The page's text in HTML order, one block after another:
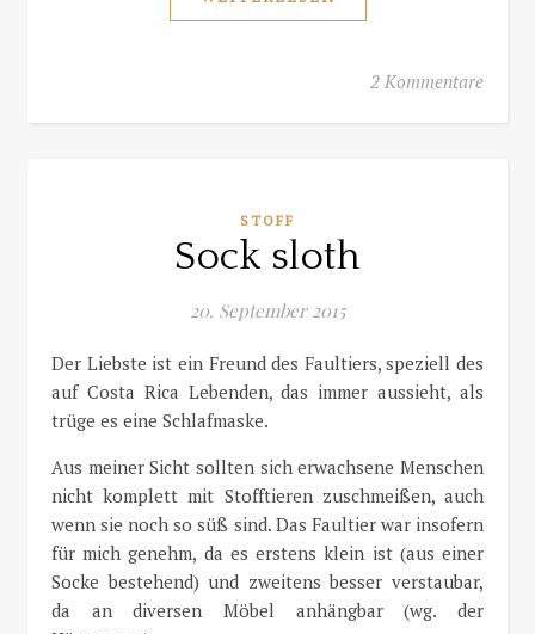
2 Kommentare
STOFF
Sock sloth
20. September 2015
Der Liebste ist ein Freund des Faultiers, speziell des
auf Costa Rica Lebenden, das immer aussieht, als
trüge es eine Schlafmaske.
Aus meiner Sicht sollten sich erwachsene Menschen
nicht komplett mit Stofftieren zuschmeißen, auch
wenn sie noch so süß sind. Das Faultier war insofern
für mich genehm, da es erstens klein ist (aus einer
Socke bestehend) und zweitens besser verstaubar,
da an diversen Möbel anhängbar (wg. der